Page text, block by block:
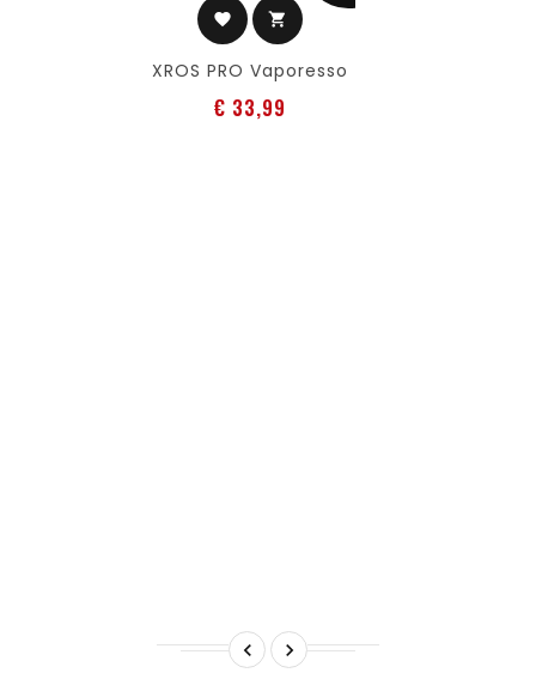
favorite shopping_cart
XROS PRO Vaporesso
€ 33,99
 